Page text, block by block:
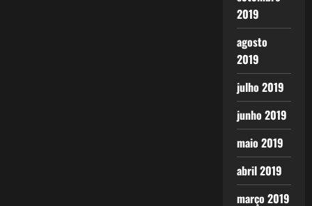
2019
agosto
2019
julho 2019
junho 2019
maio 2019
abril 2019
março 2019